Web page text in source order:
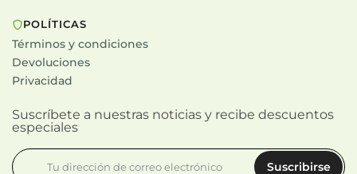
POLÍTICAS
Términos y condiciones
Devoluciones
Privacidad
Suscríbete a nuestras noticias y recibe descuentos
especiales
Suscribirse